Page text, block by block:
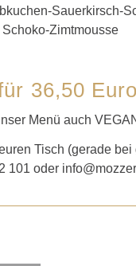
Sauerkirsch-
Schoko-Zimtmousse
36,50
Menü auch
Tisch (gerade
101 oder